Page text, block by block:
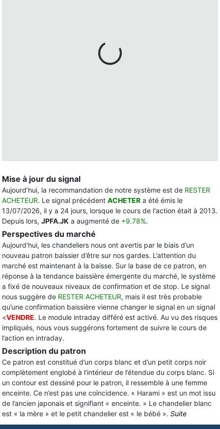
Mise à jour du signal
Aujourd’hui, la recommandation de notre système est de RESTER
ACHETEUR. Le signal précédent ACHETER a été émis le
13/07/2026, il y a 24 jours, lorsque le cours de l'action était à 2013.
Depuis lors, JPFA.JK a augmenté de +9.78%.
Perspectives du marché
Aujourd’hui, les chandeliers nous ont avertis par le biais d’un
nouveau patron baissier d’être sur nos gardes. L’attention du
marché est maintenant à la baisse. Sur la base de ce patron, en
réponse à la tendance baissière émergente du marché, le système
a fixé de nouveaux niveaux de confirmation et de stop. Le signal
nous suggère de RESTER ACHETEUR, mais il est très probable
qu’une confirmation baissière vienne changer le signal en un signal
<VENDRE. Le module intraday différé est activé. Au vu des risques
impliqués, nous vous suggérons fortement de suivre le cours de
l’action en intraday.
Description du patron
Ce patron est constitué d’un corps blanc et d’un petit corps noir
complètement englobé à l’intérieur de l’étendue du corps blanc. Si
un contour est dessiné pour le patron, il ressemble à une femme
enceinte. Ce n’est pas une coïncidence. « Harami » est un mot issu
de l’ancien japonais et signifiant « enceinte. » Le chandelier blanc
est « la mère » et le petit chandelier est « le bébé ». Suite